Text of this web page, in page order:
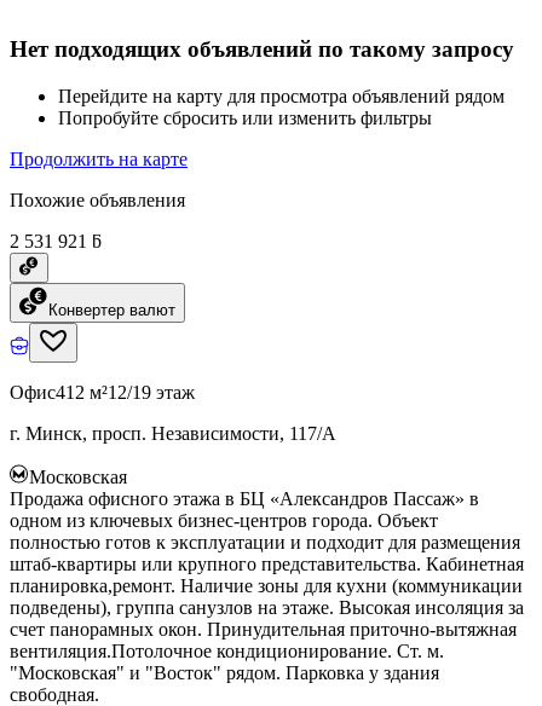
Нет подходящих объявлений по такому запросу
Перейдите на карту для просмотра объявлений рядом
Попробуйте сбросить или изменить фильтры
Продолжить на карте
Похожие объявления
2 531 921 ƃ
Конвертер валют
Офис412 м²12/19 этаж
г. Минск, просп. Независимости, 117/А
Московская
Продажа офисного этажа в БЦ «Александров Пассаж» в
одном из ключевых бизнес-центров города. Объект
полностью готов к эксплуатации и подходит для размещения
штаб-квартиры или крупного представительства. Кабинетная
планировка,ремонт. Наличие зоны для кухни (коммуникации
подведены), группа санузлов на этаже. Высокая инсоляция за
счет панорамных окон. Принудительная приточно-вытяжная
вентиляция.Потолочное кондиционирование. Ст. м.
"Московская" и "Восток" рядом. Парковка у здания
свободная.